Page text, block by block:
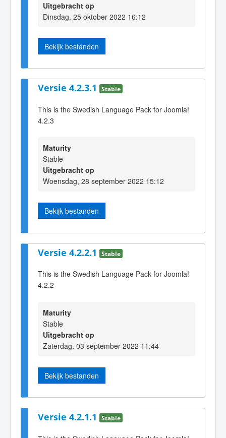
Uitgebracht op
Dinsdag, 25 oktober 2022 16:12
Bekijk bestanden
Versie 4.2.3.1 Stable
This is the Swedish Language Pack for Joomla!
4.2.3
Maturity
Stable
Uitgebracht op
Woensdag, 28 september 2022 15:12
Bekijk bestanden
Versie 4.2.2.1 Stable
This is the Swedish Language Pack for Joomla!
4.2.2
Maturity
Stable
Uitgebracht op
Zaterdag, 03 september 2022 11:44
Bekijk bestanden
Versie 4.2.1.1 Stable